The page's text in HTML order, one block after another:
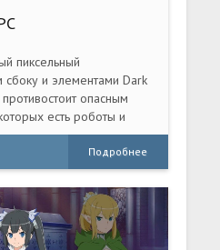
пиксельный
и элементами Dark
опасным
есть роботы и
пушками и
Подробнее